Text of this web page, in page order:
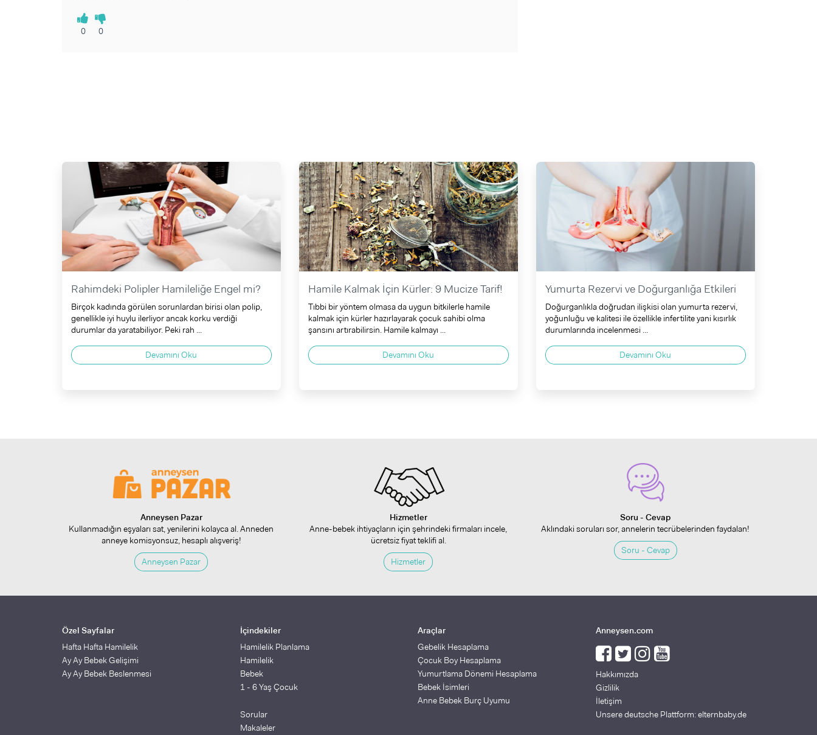
0 0
Rahimdeki Polipler Hamileliğe Engel mi?
Birçok kadında görülen sorunlardan birisi olan polip,
genellikle iyi huylu ilerliyor ancak korku verdiği
durumlar da yaratabiliyor. Peki rah ...
Devamını Oku
Hamile Kalmak İçin Kürler: 9 Mucize Tarif!
Tıbbi bir yöntem olmasa da uygun bitkilerle hamile
kalmak için kürler hazırlayarak çocuk sahibi olma
şansını artırabilirsin. Hamile kalmayı ...
Devamını Oku
Yumurta Rezervi ve Doğurganlığa Etkileri
Doğurganlıkla doğrudan ilişkisi olan yumurta rezervi,
yoğunluğu ve kalitesi ile özellikle infertilite yani kısırlık
durumlarında incelenmesi ...
Devamını Oku
Anneysen Pazar
Kullanmadığın eşyaları sat, yenilerini kolayca al. Anneden
anneye komisyonsuz, hesaplı alışveriş!
Anneysen Pazar
Hizmetler
Anne-bebek ihtiyaçların için şehrindeki firmaları incele,
ücretsiz fiyat teklifi al.
Hizmetler
Soru - Cevap
Aklındaki soruları sor, annelerin tecrübelerinden faydalan!
Soru - Cevap
Özel Sayfalar
Hafta Hafta Hamilelik
Ay Ay Bebek Gelişimi
Ay Ay Bebek Beslenmesi
İçindekiler
Hamilelik Planlama
Hamilelik
Bebek
1 - 6 Yaş Çocuk
Sorular
Makaleler
Araçlar
Gebelik Hesaplama
Çocuk Boy Hesaplama
Yumurtlama Dönemi Hesaplama
Bebek İsimleri
Anne Bebek Burç Uyumu
Anneysen.com
Hakkımızda
Gizlilik
İletişim
Unsere deutsche Plattform: elternbaby.de